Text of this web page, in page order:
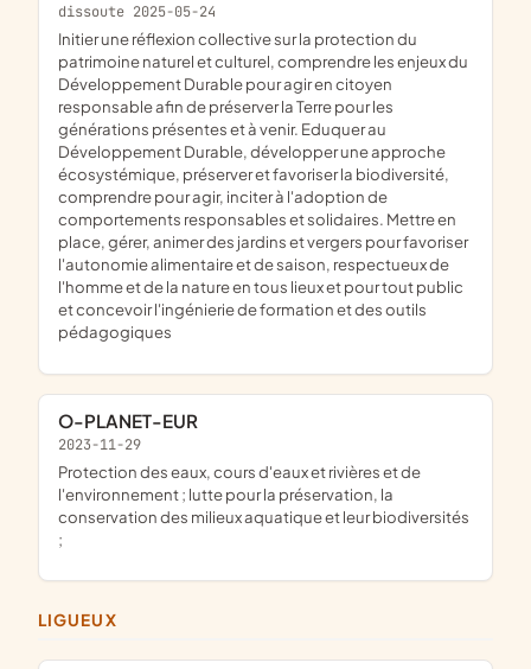
dissoute 2025-05-24
initier une réflexion collective sur la protection du
patrimoine naturel et culturel, comprendre les enjeux du
Développement Durable pour agir en citoyen
responsable afin de préserver la Terre pour les
générations présentes et à venir. Eduquer au
Développement Durable, développer une approche
écosystémique, préserver et favoriser la biodiversité,
comprendre pour agir, inciter à l'adoption de
comportements responsables et solidaires. Mettre en
place, gérer, animer des jardins et vergers pour favoriser
l'autonomie alimentaire et de saison, respectueux de
l'homme et de la nature en tous lieux et pour tout public
et concevoir l'ingénierie de formation et des outils
pédagogiques
O-PLANET-EUR
2023-11-29
protection des eaux, cours d'eaux et rivières et de
l'environnement ; lutte pour la préservation, la
conservation des milieux aquatique et leur biodiversités
;
LIGUEUX